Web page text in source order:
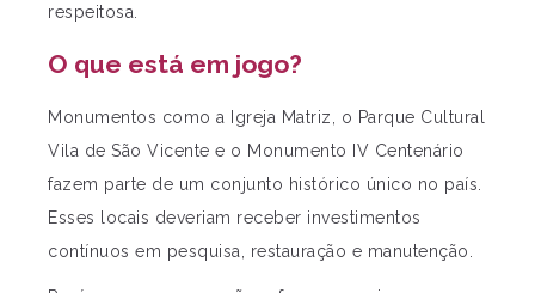
respeitosa.
O que está em jogo?
Monumentos como a Igreja Matriz, o Parque Cultural
Vila de São Vicente e o Monumento IV Centenário
fazem parte de um conjunto histórico único no país.
Esses locais deveriam receber investimentos
contínuos em pesquisa, restauração e manutenção.